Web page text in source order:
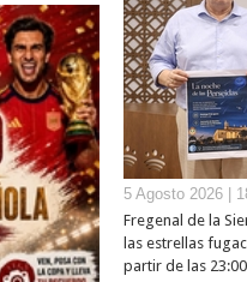
5 Agosto 2026 |
Fregenal de la
las estrellas
partir de las